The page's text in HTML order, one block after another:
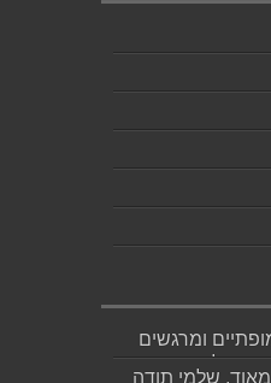
ומרגשים
יודע לכתוב
שלמי תודה